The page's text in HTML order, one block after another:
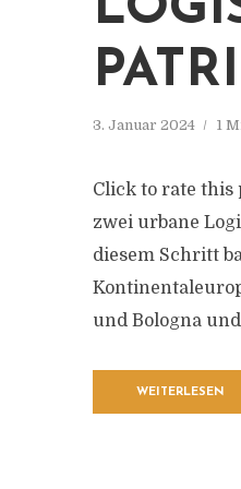
3. Januar 2024 1
Click to rate this
zwei urbane
diesem Schritt
und Bologna
WEITERLESEN